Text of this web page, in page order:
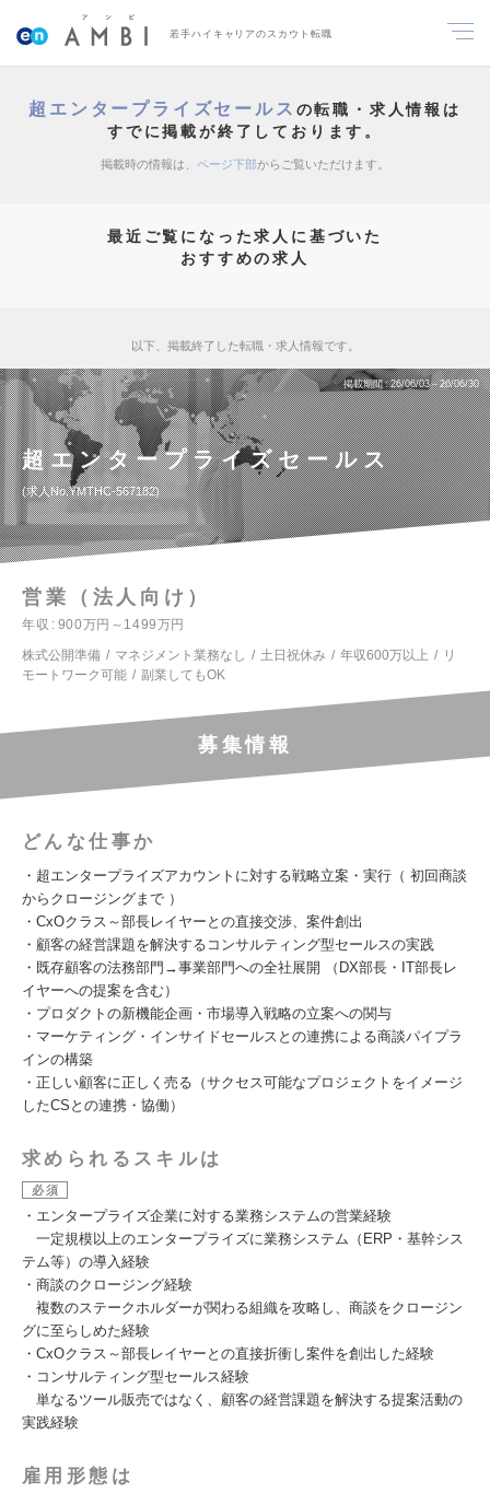
若手ハイキャリアのスカウト転職
超エンタープライズセールス の転職・求人情報は
すでに掲載が終了しております。
掲載時の情報は、 ページ下部からご覧いただけます。
最近ご覧になった求人に基づいた
おすすめの求人
以下、掲載終了した転職・求人情報です。
掲載期間 26/06/03～26/06/30
超エンタープライズセールス
求人No.YMTHC-567182
営業（法人向け）
年収
900万円～1499万円
株式公開準備
マネジメント業務なし 土日祝休み 年収600万以上
リ
モートワーク可能
副業してもOK
募集情報
どんな仕事か
・超エンタープライズアカウントに対する戦略立案・実行（ 初回商談
からクロージングまで ）
・CxOクラス～部長レイヤーとの直接交渉、案件創出
・顧客の経営課題を解決するコンサルティング型セールスの実践
・既存顧客の法務部門→事業部門への全社展開 （DX部長・IT部長レ
イヤーへの提案を含む）
・プロダクトの新機能企画・市場導入戦略の立案への関与
・マーケティング・インサイドセールスとの連携による商談パイプラ
インの構築
・正しい顧客に正しく売る（サクセス可能なプロジェクトをイメージ
したCSとの連携・協働）
求められるスキルは
必須
・エンタープライズ企業に対する業務システムの営業経験
一定規模以上のエンタープライズに業務システム（ERP・基幹シス
テム等）の導入経験
・商談のクロージング経験
複数のステークホルダーが関わる組織を攻略し、商談をクロージン
グに至らしめた経験
・CxOクラス～部長レイヤーとの直接折衝し案件を創出した経験
・コンサルティング型セールス経験
単なるツール販売ではなく、顧客の経営課題を解決する提案活動の
実践経験
雇用形態は